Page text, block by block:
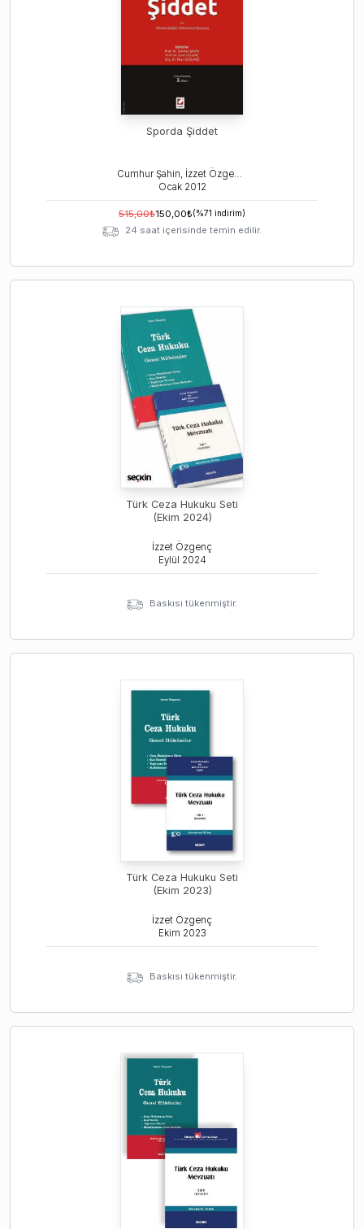
Sporda Şiddet
Cumhur Şahin, İzzet Özgenç, İlhan Üzülmez
Ocak 2012
515,00₺150,00₺(%71 indirim)
24 saat içerisinde temin edilir.
Türk Ceza Hukuku Seti
(Ekim 2024)
İzzet Özgenç
Eylül 2024
Baskısı tükenmiştir.
Türk Ceza Hukuku Seti
(Ekim 2023)
İzzet Özgenç
Ekim 2023
Baskısı tükenmiştir.